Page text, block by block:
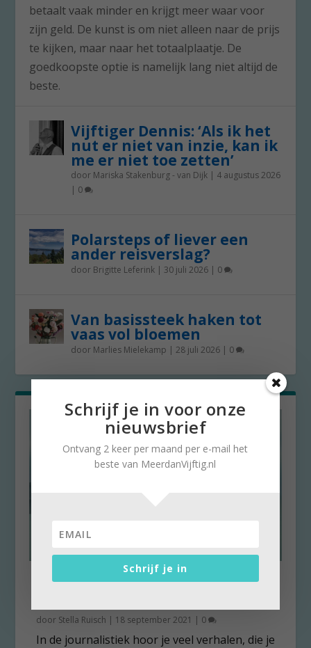
betaalt vaak minder en krijgt meer waar voor
zijn geld. De kunst is om niet alleen naar de prijs
te kijken, maar naar het totaalplaatje. De
goedkoopste optie is namelijk lang niet altijd de
beste.
Vijftiger Dennis: ‘Als ik het
nut er niet van inzie, kan ik
me er niet toe zetten’
door Mariska Stakenburg - van Dijk | 4 augustus 2026
| 0
Polarsteps of liever een
ander reisverslag?
door Brigitte Leferink | 30 juli 2026 | 0
Van basissteek haken tot
vaas vol bloemen
door Marlies Mielekamp |28 juli 2026 | 0
Fred (68): “Ga ik als maagd de
door Stella Ruisch | 18 september 2021 | 0
In de journalistiek hoor je veel verhalen, die je
Schrijf je in voor onze
nieuwsbrief
Ontvang 2 keer per maand per e-mail het
beste van MeerdanVijftig.nl
Schrijf je in